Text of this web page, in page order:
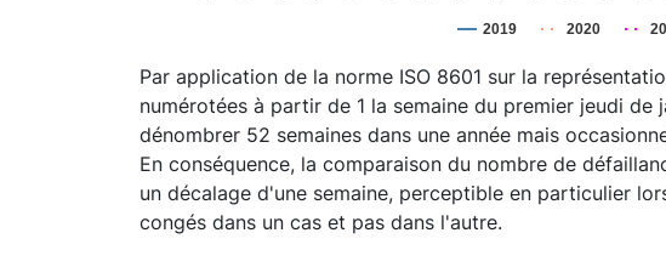
2019 2020
End of interactive chart.
Par application de la norme ISO 8601 sur la
numérotées à partir de 1 la semaine du premier jeudi
dénombrer 52 semaines dans une année mais
En conséquence, la comparaison du nombre de
un décalage d'une semaine, perceptible en particulier
congés dans un cas et pas dans l'autre.